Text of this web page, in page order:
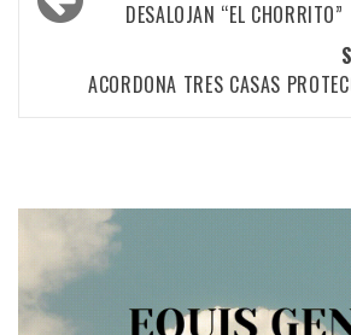
por
entradas
DESALOJAN “EL CHORRITO”
ACORDONA TRES CASAS